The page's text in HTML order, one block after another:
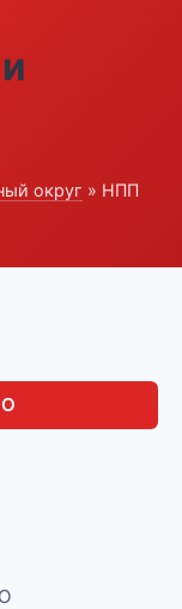
округ » НПП